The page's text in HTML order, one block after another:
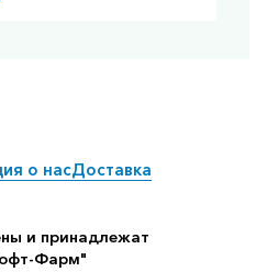
о насДоставка
и принадлежат
Фарм"